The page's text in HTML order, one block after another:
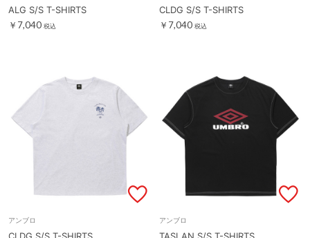
ALG S/S T-SHIRTS
￥7,040 税込
CLDG S/S T-SHIRTS
￥7,040 税込
アンブロ アンブロ